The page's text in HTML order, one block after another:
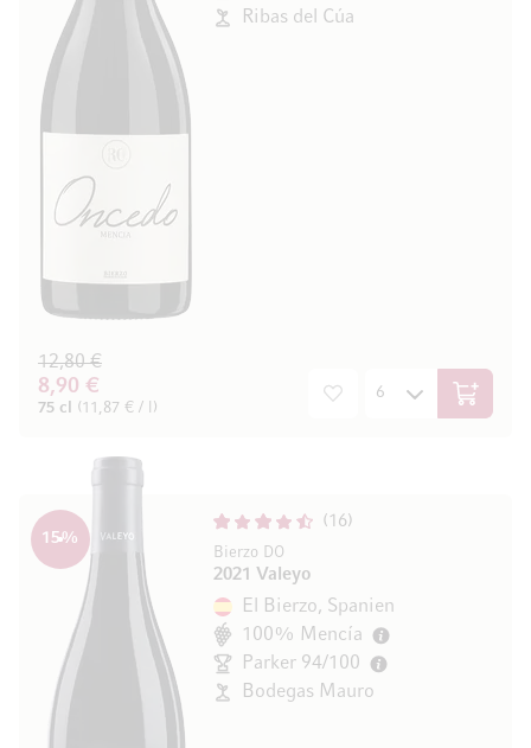
Ribas del Cúa
8,90 €
12,80 €
75 cl (11,87 € / l) In den
16
Bierzo DO
2021 Valeyo
15%
El Bierzo, Spanien
100% Mencía
Parker 94/100
Bodegas Mauro